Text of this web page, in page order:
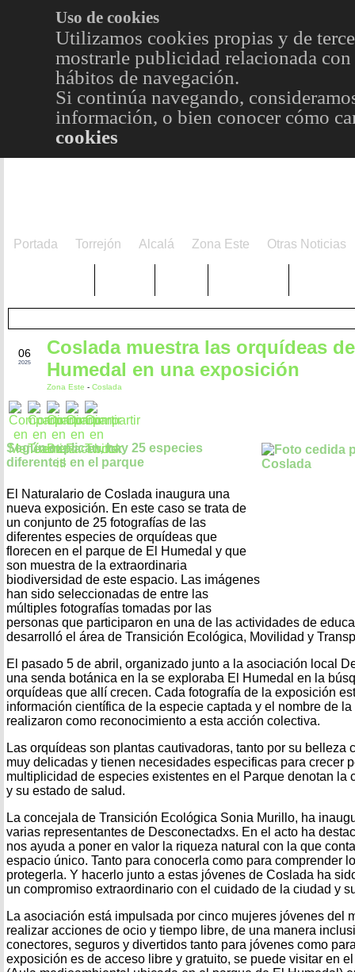
Uso de cookies
Utilizamos cookies propias y de
mostrarle publicidad relacionada
hábitos de navegación.
Si continúa navegando,
información, o bien conocer cómo
cookies
Portada Torrejón Alcalá Zona Este Otras Noticias
06
2025
Coslada muestra las orquídeas
Humedal en una exposición
Zona Este - Coslada
Según explican, hay 25 especies
diferentes en el parque
El Naturalario de Coslada inaugura una
nueva exposición. En este caso se trata de
un conjunto de 25 fotografías de las
diferentes especies de orquídeas que
florecen en el parque de El Humedal y que
son muestra de la extraordinaria
biodiversidad de este espacio. Las imágenes
han sido seleccionadas de entre las
múltiples fotografías tomadas por las
personas que participaron en una de las actividades de
desarrolló el área de Transición Ecológica, Movilidad y
El pasado 5 de abril, organizado junto a la asociación local
una senda botánica en la se exploraba El Humedal en la
orquídeas que allí crecen. Cada fotografía de la exposición
información científica de la especie captada y el nombre de
realizaron como reconocimiento a esta acción colectiva.
Las orquídeas son plantas cautivadoras, tanto por su belleza
muy delicadas y tienen necesidades especificas para crecer
multiplicidad de especies existentes en el Parque denotan la
y su estado de salud.
La concejala de Transición Ecológica Sonia Murillo, ha
varias representantes de Desconectadxs. En el acto ha
nos ayuda a poner en valor la riqueza natural con la que
espacio único. Tanto para conocerla como para comprender
protegerla. Y hacerlo junto a estas jóvenes de Coslada ha
un compromiso extraordinario con el cuidado de la ciudad y
La asociación está impulsada por cinco mujeres jóvenes del
realizar acciones de ocio y tiempo libre, de una manera
conectores, seguros y divertidos tanto para jóvenes como
exposición es de acceso libre y gratuito, se puede visitar en